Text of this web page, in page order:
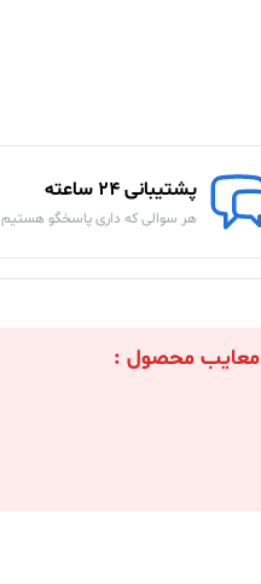
پشتیبانی 24 ساعته
هر سوالی که داری پاسخگو هستیم
معایب محصول :